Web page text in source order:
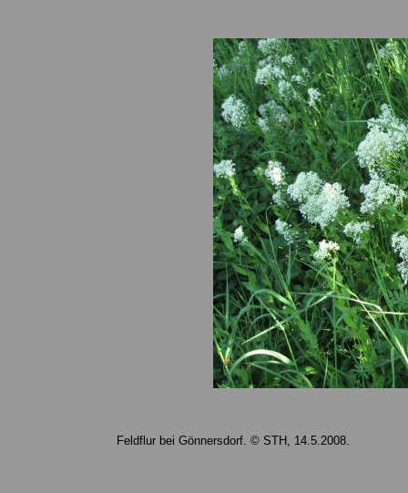
Feldflur bei Gönnersdorf. © STH, 14.5.2008.